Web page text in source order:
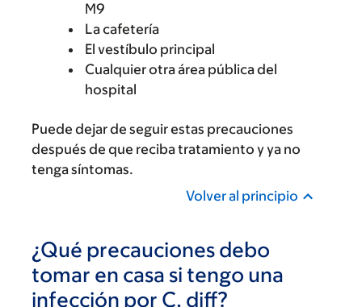
M9
La cafetería
El vestíbulo principal
Cualquier otra área pública del
hospital
Puede dejar de seguir estas precauciones
después de que reciba tratamiento y ya no
tenga síntomas.
Volver al principio
¿Qué precauciones debo
tomar en casa si tengo una
infección por C. diff?